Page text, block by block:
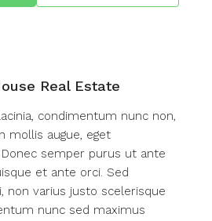
Real Estate
condimentum nunc non,
mollis augue, eget
semper purus ut ante
et ante orci. Sed
non varius justo scelerisque
nunc sed maximus